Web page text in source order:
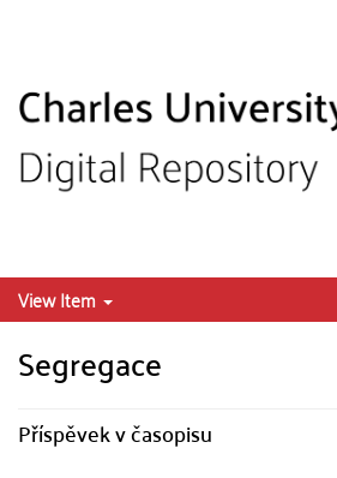
View Item
Segregace
Příspěvek v časopisu